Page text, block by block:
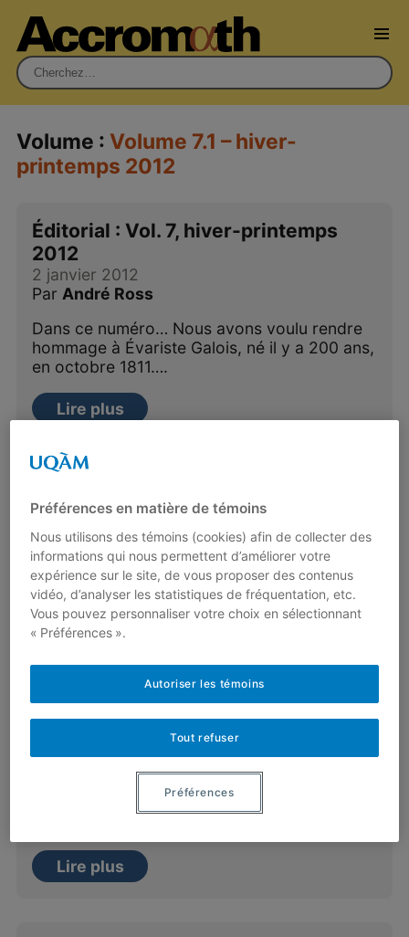
Rechercher :
Volume : Volume 7.1 – hiver-
printemps 2012
Éditorial : Vol. 7, hiver-printemps
2012
2 janvier 2012
Par André Ross
Dans ce numéro… Nous avons voulu rendre
hommage à Évariste Galois, né il y a 200 ans,
en octobre 1811….
Lire plus
ParChristiane Rousseau
En nous penchant sur les motifs des
coquillages, nous allons découvrir qu’il existe
un lien avec les motifs des pelages…
Lire plus
Marc Laforest,André Ross
Le célèbre mathématicien anglais Hardy
raconte l’anecdote suivante : visitant le
mathématicien indien Râmânujan à l’hôpital, je
Lire plus
Préférences en matière de témoins
Nous utilisons des témoins (cookies) afin de collecter des
informations qui nous permettent d’améliorer votre
expérience sur le site, de vous proposer des contenus
vidéo, d’analyser les statistiques de fréquentation, etc.
Vous pouvez personnaliser votre choix en sélectionnant
« Préférences ».
Tout refuser
Autoriser les témoins
Préférences